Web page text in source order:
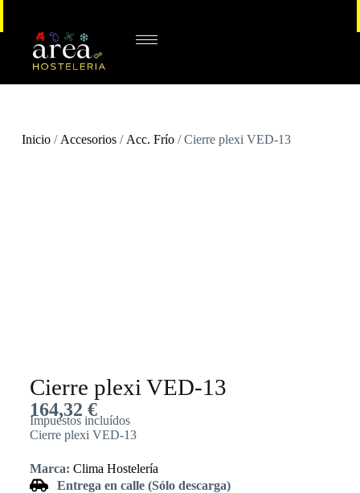
Inicio/ Accesorios/ Acc. Frío/ Cierre plexi VED-13
Cierre plexi VED-13
164,32 €
Impuestos incluídos
Cierre plexi VED-13
Marca: Clima Hostelería
Entrega en calle (Sólo descarga)